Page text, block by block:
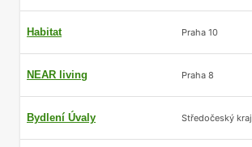
Habitat Praha 10
NEAR living Praha 8
Bydlení Úvaly Středočeský kraj